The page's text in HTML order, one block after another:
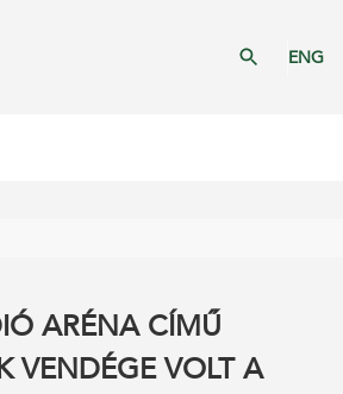
ENG
ARÉNA CÍMŰ
VENDÉGE VOLT A